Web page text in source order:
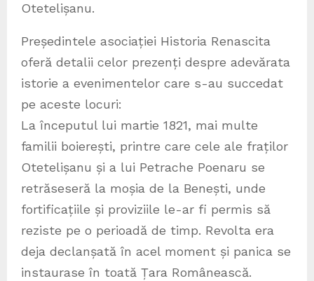
Otetelișanu.
Președintele asociației Historia Renascita
oferă detalii celor prezenți despre adevărata
istorie a evenimentelor care s-au succedat
pe aceste locuri:
La începutul lui martie 1821, mai multe
familii boierești, printre care cele ale fraților
Otetelișanu și a lui Petrache Poenaru se
retrăseseră la moșia de la Benești, unde
fortificațiile și proviziile le-ar fi permis să
reziste pe o perioadă de timp. Revolta era
deja declanșată în acel moment și panica se
instaurase în toată Țara Românească.